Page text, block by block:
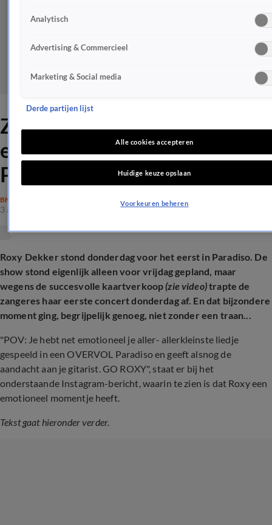
ZIEN: Roxy Dekker
emotioneel bij optreden in
Paradiso
BN'ERS
3 apr 2025, 23:04
Roxy Dekker stond donderdag voor het eerst in Paradiso. De
show stond eigenlijk alleen voor vrijdag gepland, maar
wegens de succesvolle kaartverkoop(zie video)trapte de
zangeres haar eerste concert donderdag af. En dat bijzondere
moment ging, begrijpelijk genoeg, niet zonder een traan...
"POV: Je hebt net emotioneel je aller- allerkleinste liedje
gespeeld in een OVERVOL Paradiso en geeft alsnog de
aandacht aan je gitarist. GO ROXY", staat er bij het
onderstaande Instagram-bericht, waarin te zien is dat Roxy een
emotioneel momentje heeft.
Tekst gaat hieronder verder.
Analytisch
Advertising & Commercieel
Marketing & Social media
Derde partijen lijst
Alle cookies accepteren
Huidige keuze opslaan
Voorkeuren beheren